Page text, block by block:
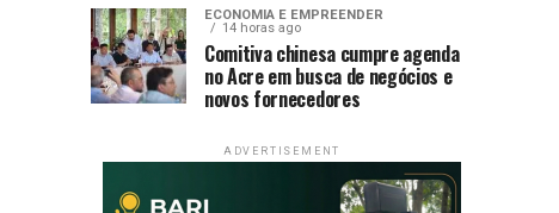
ECONOMIA E EMPREENDER
14 horas ago
Comitiva chinesa cumpre agenda
no Acre em busca de negócios e
novos fornecedores
ADVERTISEMENT